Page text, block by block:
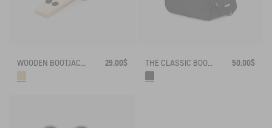
WOODEN BOOTJACKS 29.00$ THE CLASSIC BOOTS BAG 50.00$